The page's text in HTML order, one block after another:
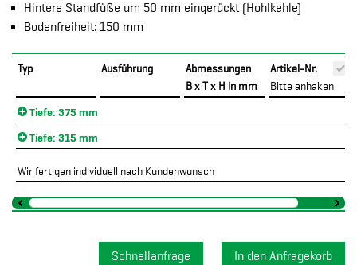
Hintere Standfüße um 50 mm eingerückt (Hohlkehle)
Bodenfreiheit: 150 mm
Typ Ausführung
Abmessungen
B x T x H in mm
Artikel-Nr.
Bitte anhaken
Tiefe: 375 mm
Tiefe: 315 mm
Wir fertigen individuell nach Kundenwunsch
Schnellanfrage